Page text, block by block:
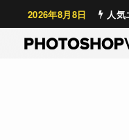
2026年8月8日 人